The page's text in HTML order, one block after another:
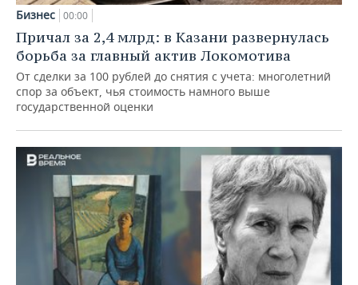
Бизнес 00:00
Причал за 2,4 млрд: в Казани развернулась
борьба за главный актив Локомотива
От сделки за 100 рублей до снятия с учета: многолетний
спор за объект, чья стоимость намного выше
государственной оценки